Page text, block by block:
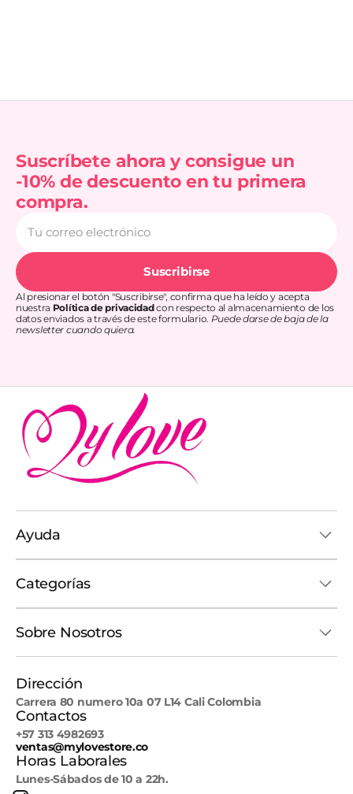
Suscríbete ahora y consigue un
-10% de descuento en tu primera
compra.
correo
electrónico
Suscribirse
Al presionar el botón "Suscribirse", confirma que ha leído y acepta
nuestra Política de privacidadcon respecto al almacenamiento de los
datos enviados a través de este formulario. Puede darse de baja de la
newsletter cuando quiera.
Ayuda
Categorías
Sobre Nosotros
Dirección
Carrera 80 numero 10a 07 L14 Cali Colombia
Contactos
+57 313 4982693
ventas@mylovestore.co
Horas Laborales
Lunes-Sábados de 10 a 22h.